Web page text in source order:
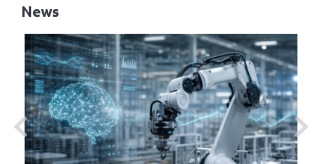
News
Previous Next